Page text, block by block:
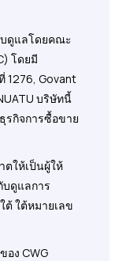
บดูแลโดยคณะ
โดยมี
1276, Govant
บริษัทนี้
รกิจการซื้อขาย
ตให้เป็นผู้ให้
บดูแลการ
ต้ ใต้หมายเลข
อง CWG